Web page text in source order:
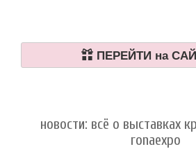
ПЕРЕЙТИ на
новости: всё о выставках
ronaexpo